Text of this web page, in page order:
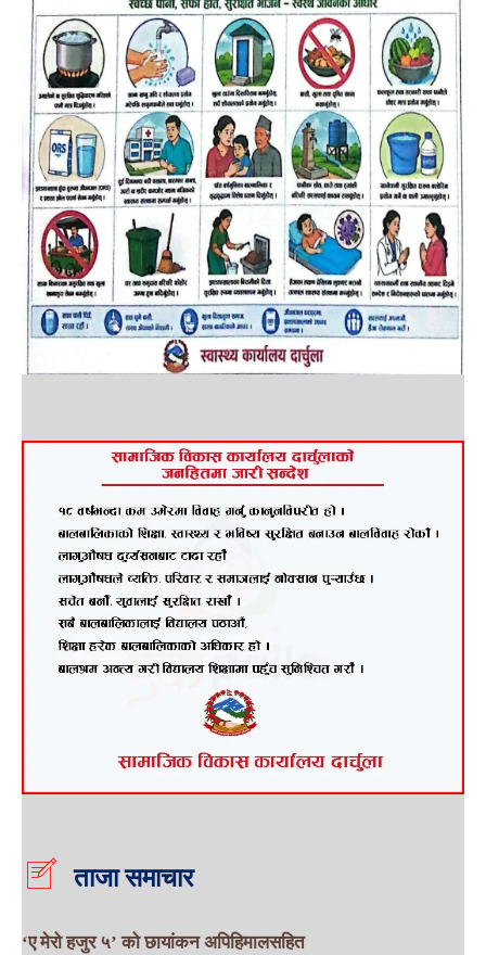
ताजा समाचार
‘ए मेरो हजुर ५’ को छायांकन अपिहिमालसहित